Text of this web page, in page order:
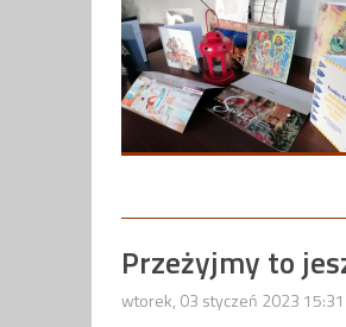
Przeżyjmy to
wtorek, 03 styczeń 2023 15:31